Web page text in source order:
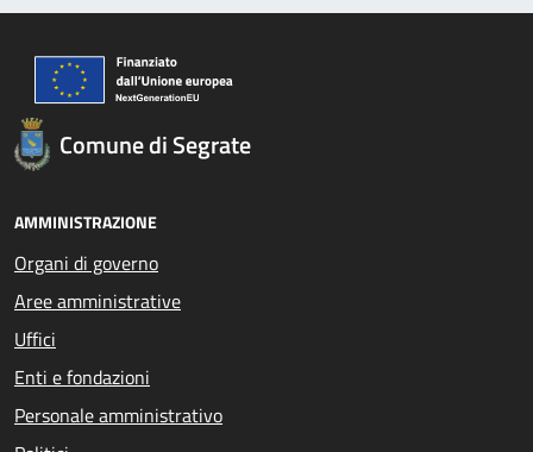
Comune di Segrate
AMMINISTRAZIONE
Organi di governo
Aree amministrative
Uffici
Enti e fondazioni
Personale amministrativo